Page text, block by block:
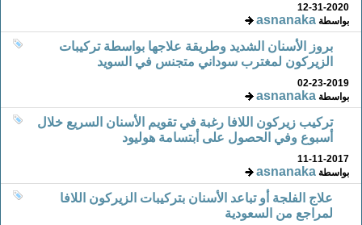
12-31-2020
بواسطةasnanaka
بروز الأسنان الشديد وطريقة علاجها بواسطة تركيبات
الزيركون لمغترب سوداني متجنس في السويد
02-23-2019
بواسطةasnanaka
تركيب زيركون اللافا رغبة في تقويم الأسنان السريع خلال
أسبوع وفي الحصول على أبتسامة هوليود
11-11-2017
بواسطةasnanaka
علاج الفلجة أو تباعد الأسنان بتركيبات الزيركون اللافا
لمراجع من السعودية